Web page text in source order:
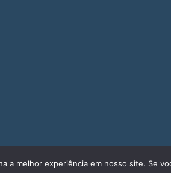
a melhor experiência em nosso site. Se